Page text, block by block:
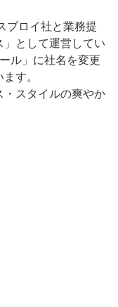
ブロイ社と業務提
として運営してい
ル」に社名を変更
す。
・スタイルの爽やか